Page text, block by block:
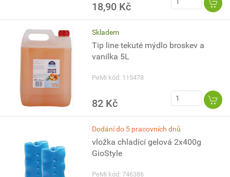
18,90 Kč
Skladem
Tip line tekuté mýdlo broskev a
vanilka 5L
PeMi kód: 115478
82 Kč
Dodání do 5 pracovních dnů
vložka chladící gelová 2x400g
GioStyle
PeMi kód: 746386